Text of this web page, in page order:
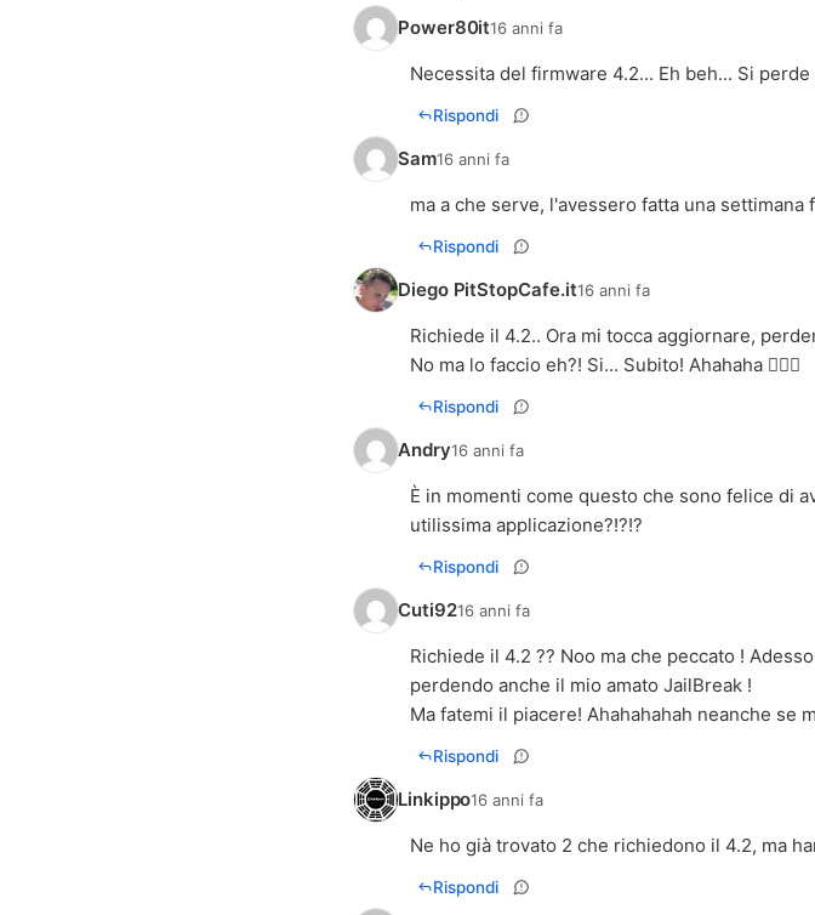
Power80it16 anni fa
Necessita del firmware 4.2... Eh beh... Si
Rispondi
Sam16 anni fa
ma a che serve, l'avessero fatta una settimana
Rispondi
Diego PitStopCafe.it16 anni fa
Richiede il 4.2.. Ora mi tocca aggiornare,
No ma lo faccio eh?! Si... Subito! Ahahaha 
Rispondi
Andry16 anni fa
È in momenti come questo che sono felice di
utilissima applicazione?!?!?
Rispondi
Cuti9216 anni fa
Richiede il 4.2 ?? Noo ma che peccato !
perdendo anche il mio amato JailBreak !
Ma fatemi il piacere! Ahahahahah neanche
Rispondi
Linkippo16 anni fa
Ne ho già trovato 2 che richiedono il 4.2, ma
Rispondi